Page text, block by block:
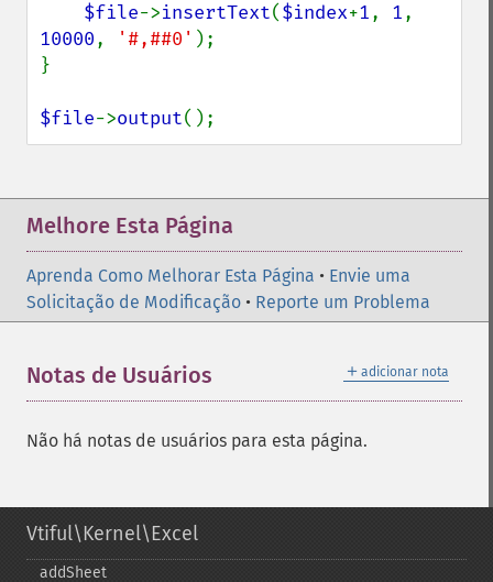
$file->insertText($index+1, 1
10000, '#,##0' );
}
$file->output();
Melhore Esta Página
Aprenda Como Melhorar Esta Página • Envie uma
Solicitação de Modificação • Reporte um Problema
＋ adicionar nota
Notas de Usuários
Não há notas de usuários para esta página.
Vtiful\Kernel\Excel
addSheet